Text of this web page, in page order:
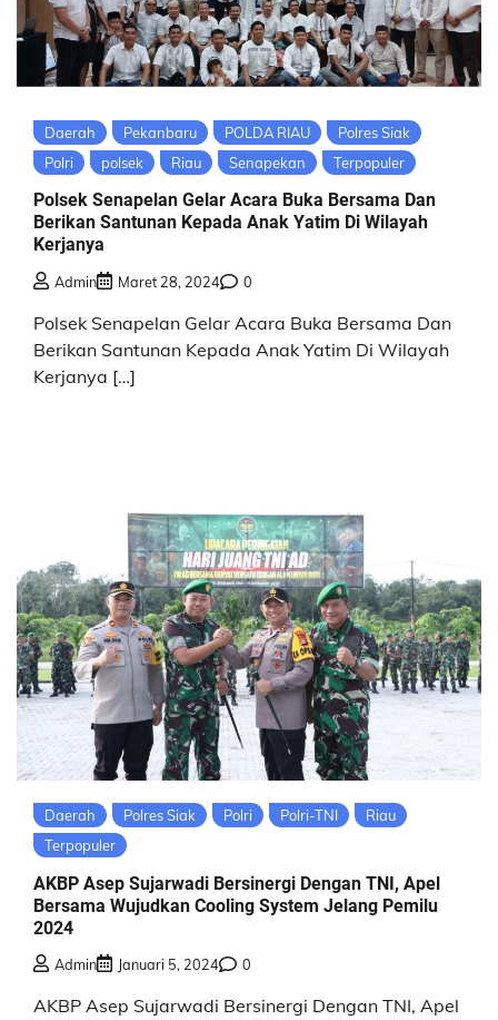
Daerah Pekanbaru POLDA RIAU
Polres Siak
Polri
polsek Riau Senapekan Terpopuler
Polsek Senapelan Gelar Acara Buka Bersama Dan
Berikan Santunan Kepada Anak Yatim Di Wilayah
Kerjanya
Admin Maret 28, 2024 0
Polsek Senapelan Gelar Acara Buka Bersama Dan
Berikan Santunan Kepada Anak Yatim Di Wilayah
Kerjanya […]
Daerah Polres Siak Polri Polri-TNI
Riau
Terpopuler
AKBP Asep Sujarwadi Bersinergi Dengan TNI, Apel
Bersama Wujudkan Cooling System Jelang Pemilu
2024
Admin Januari 5, 2024 0
AKBP Asep Sujarwadi Bersinergi Dengan TNI, Apel